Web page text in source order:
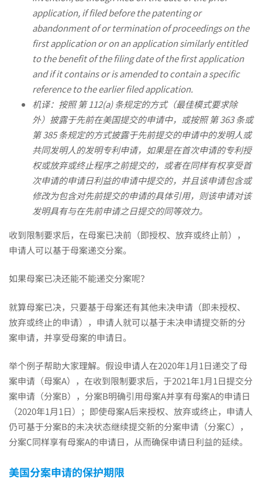
案
的
这
几
个
差
异
你
一
定
要
知
application, if filed before the patenting or
abandonment of or termination of proceedings on the
first application or on an application similarly entitled
to the benefit of the filing date of the first application
and if it contains or is amended to contain a specific
reference to the earlier filed application.
机译：按照 第 112(a) 条规定的方式（最佳模式要求除
外）披露于先前在美国提交的申请中，或按照 第 363 条或
第 385 条规定的方式披露于先前提交的申请中的发明人或
共同发明人的发明专利申请，如果是在首次申请的专利授
权或放弃或终止程序之前提交的，或者在同样有权享受首
次申请的申请日利益的申请中提交的，并且该申请包含或
修改为包含对先前提交的申请的具体引用，则该申请对该
发明具有与在先前申请之日提交的同等效力。
收到限制要求后，在母案已决前（即授权、放弃或终止前），
申请人可以基于母案递交分案。
如果母案已决还能不能递交分案呢？
就算母案已决，只要基于母案还有其他未决申请（即未授权、
放弃或终止的申请），申请人就可以基于未决申请提交新的分
案申请，并享受母案的申请日。
举个例子帮助大家理解。假设申请人在2020年1月1日递交了母
案申请（母案A），在收到限制要求后，于2021年1月1日提交分
案申请（分案B），分案B明确引用母案A并享有母案A的申请日
（2020年1月1日）；即使母案A后来授权、放弃或终止，申请人
仍可基于分案B的未决状态继续提交新的分案申请（分案C），
分案C同样享有母案A的申请日，从而确保申请日利益的延续。
美国分案申请的保护期限